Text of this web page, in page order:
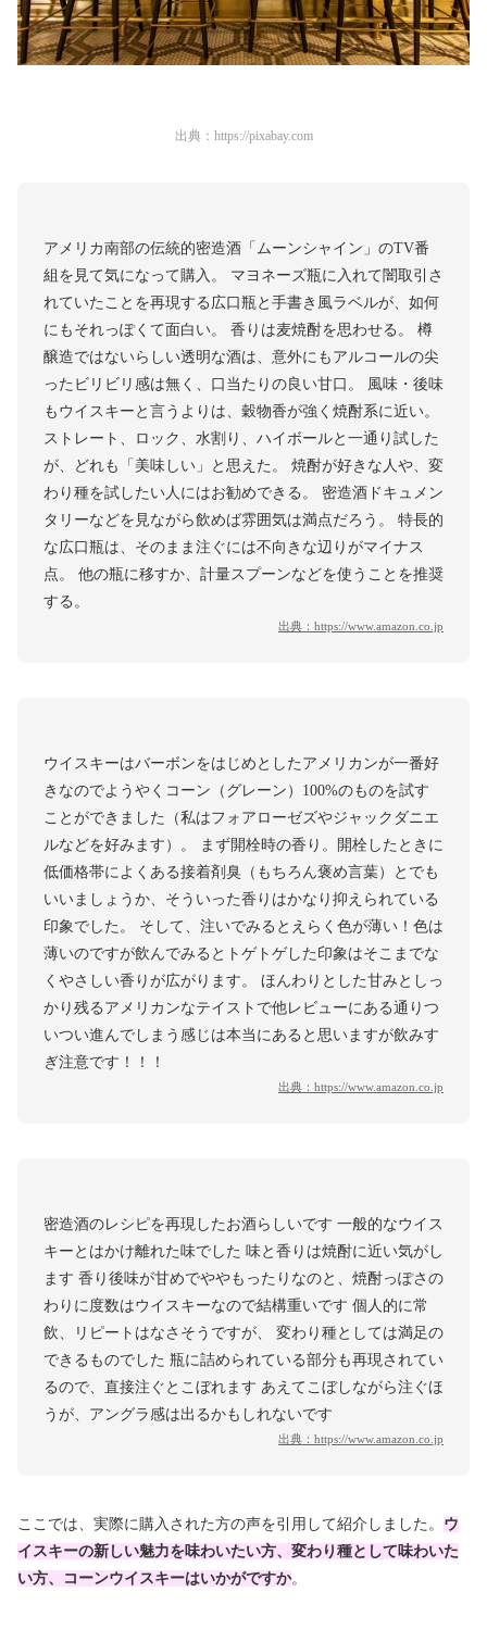
出典： https://pixabay.com
アメリカ南部の伝統的密造酒「ムーンシャイン」のTV番
組を見て気になって購入。 マヨネーズ瓶に入れて闇取引さ
れていたことを再現する広口瓶と手書き風ラベルが、如何
にもそれっぽくて面白い。 香りは麦焼酎を思わせる。 樽
醸造ではないらしい透明な酒は、意外にもアルコールの尖
ったビリビリ感は無く、口当たりの良い甘口。 風味・後味
もウイスキーと言うよりは、穀物香が強く焼酎系に近い。
ストレート、ロック、水割り、ハイボールと一通り試した
が、どれも「美味しい」と思えた。 焼酎が好きな人や、変
わり種を試したい人にはお勧めできる。 密造酒ドキュメン
タリーなどを見ながら飲めば雰囲気は満点だろう。 特長的
な広口瓶は、そのまま注ぐには不向きな辺りがマイナス
点。 他の瓶に移すか、計量スプーンなどを使うことを推奨
する。
出典： https://www.amazon.co.jp
ウイスキーはバーボンをはじめとしたアメリカンが一番好
きなのでようやくコーン（グレーン）100%のものを試す
ことができました（私はフォアローゼズやジャックダニエ
ルなどを好みます）。 まず開栓時の香り。開栓したときに
低価格帯によくある接着剤臭（もちろん褒め言葉）とでも
いいましょうか、そういった香りはかなり抑えられている
印象でした。 そして、注いでみるとえらく色が薄い！色は
薄いのですが飲んでみるとトゲトゲした印象はそこまでな
くやさしい香りが広がります。 ほんわりとした甘みとしっ
かり残るアメリカンなテイストで他レビューにある通りつ
いつい進んでしまう感じは本当にあると思いますが飲みす
ぎ注意です！！！
出典： https://www.amazon.co.jp
密造酒のレシピを再現したお酒らしいです 一般的なウイス
キーとはかけ離れた味でした 味と香りは焼酎に近い気がし
ます 香り後味が甘めでややもったりなのと、焼酎っぽさの
わりに度数はウイスキーなので結構重いです 個人的に常
飲、リピートはなさそうですが、 変わり種としては満足の
できるものでした 瓶に詰められている部分も再現されてい
るので、直接注ぐとこぼれます あえてこぼしながら注ぐほ
うが、アングラ感は出るかもしれないです
出典： https://www.amazon.co.jp
ここでは、実際に購入された方の声を引用して紹介しました。 ウ
イスキーの新しい魅力を味わいたい方、変わり種として味わいた
い方、コーンウイスキーはいかがですか。